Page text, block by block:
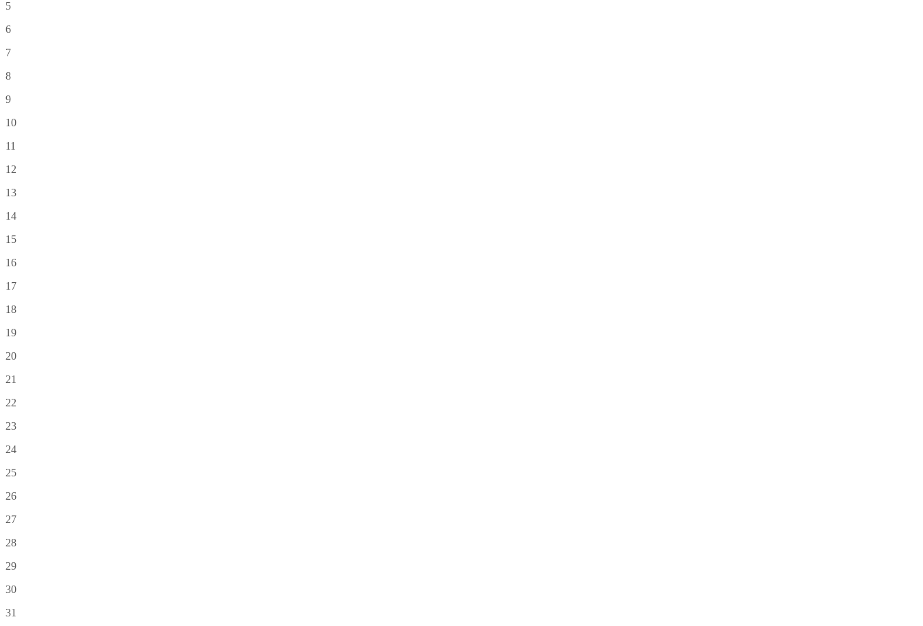
5
6
7
8
9
10
11
12
13
14
15
16
17
18
19
20
21
22
23
24
25
26
27
28
29
30
31